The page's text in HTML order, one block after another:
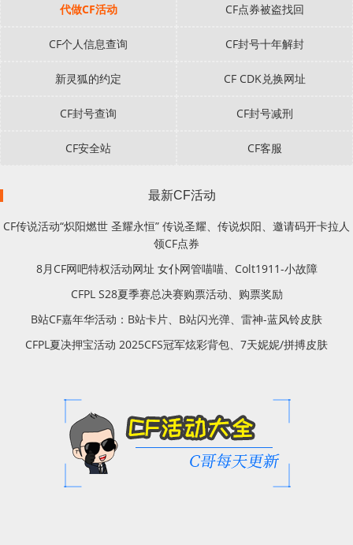
代做CF活动 CF点券被盗找回
CF个人信息查询 CF封号十年解封
新灵狐的约定 CF CDK兑换网址
CF封号查询 CF封号减刑
CF安全站 CF客服
最新CF活动
CF传说活动“炽阳燃世 圣耀永恒” 传说圣耀、传说炽阳、邀请码开卡拉人
领CF点券
8月CF网吧特权活动网址 女仆网管喵喵、Colt1911-小故障
CFPL S28夏季赛总决赛购票活动、购票奖励
B站CF嘉年华活动：B站卡片、B站闪光弹、雷神-蓝风铃皮肤
CFPL夏决押宝活动 2025CFS冠军炫彩背包、7天妮妮/拼搏皮肤